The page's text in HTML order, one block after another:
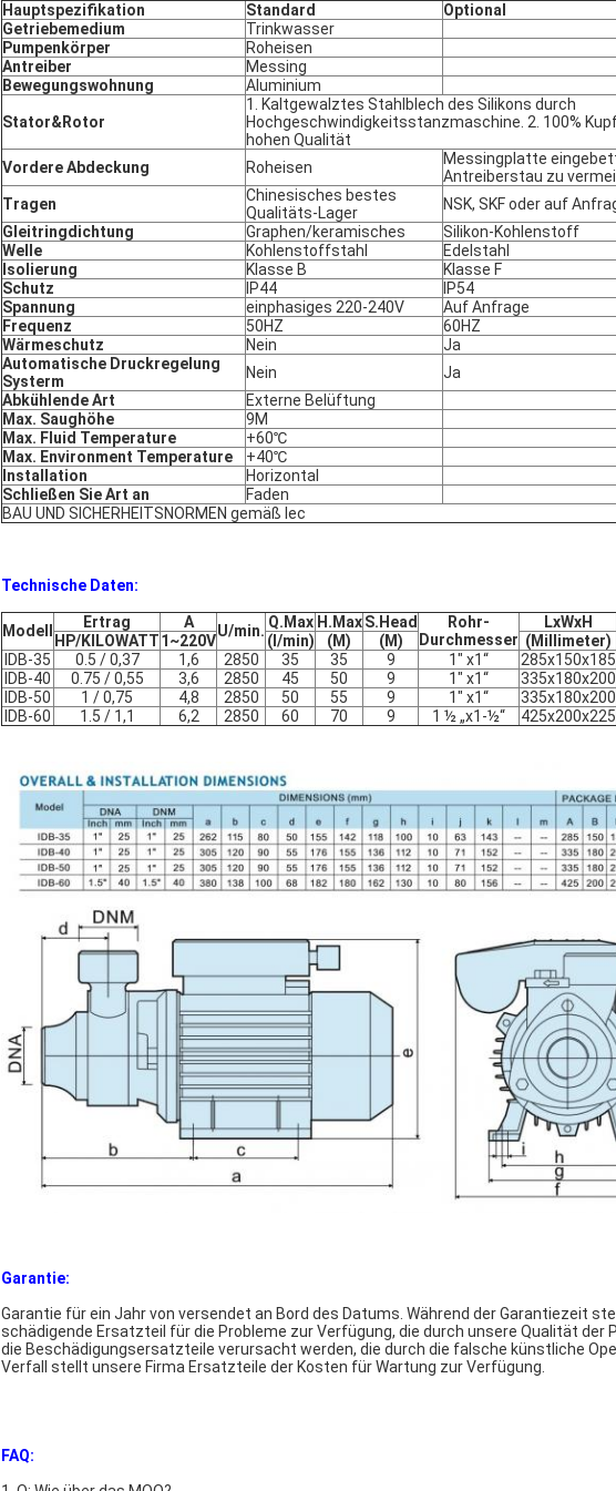
Hauptspezifikation Standard
Optional
Getriebemedium
Trinkwasser
Pumpenkörper
Roheisen
Antreiber
Messing
Bewegungswohnung
Aluminium
Stator&Rotor
1. Kaltgewalztes Stahlblech des Silikons durch
Hochgeschwindigkeitsstanzmaschine. 2. 100%
hohen Qualität
Vordere Abdeckung
Roheisen
Messingplatte
Antreiberstau zu
Tragen
Chinesisches bestes
Qualitäts-Lager
NSK, SKF oder auf
Gleitringdichtung
Graphen/keramisches
Silikon-Kohlenstoff
Welle
Kohlenstoffstahl
Edelstahl
Isolierung
Klasse B
Klasse F
Schutz
IP44
IP54
Spannung
einphasiges 220-240V
Auf Anfrage
Frequenz
50HZ
60HZ
Wärmeschutz
Nein
Ja
Automatische Druckregelung
Systerm
Nein
Ja
Abkühlende Art
Externe Belüftung
Max. Saughöhe
9M
Max. Fluid Temperature
+60℃
Max. Environment Temperature
+40℃
Installation
Horizontal
Schließen Sie Art an
Faden
BAU UND SICHERHEITSNORMEN gemäß Iec
Technische Daten:
Modell Ertrag A U/min. Q.Max H.Max S.Head
Rohr-
Durchmesser
LxWxH
HP/KILOWATT1~220V (l/min) (M) (M) (Millimeter)
IDB-35
0.5 / 0,37 1,6 2850 35 35 9 1" x1“ 285x150x185
IDB-40
0.75 / 0,55 3,6 2850 45 50 9 1" x1“ 335x180x200
IDB-50
1 / 0,75 4,8 2850 50 55 9 1" x1“ 335x180x200
IDB-60
1.5 / 1,1 6,2 2850 60 70 9 1 ½ „x1-½“ 425x200x225
Garantie:
Garantie für ein Jahr von versendet an Bord des Datums. Während der Garantiezeit
schädigende Ersatzteil für die Probleme zur Verfügung, die durch unsere Qualität
die Beschädigungsersatzteile verursacht werden, die durch die falsche künstliche
Verfall stellt unsere Firma Ersatzteile der Kosten für Wartung zur Verfügung.
FAQ: